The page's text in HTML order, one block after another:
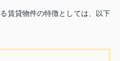
賃貸物件の特徴としては、以下